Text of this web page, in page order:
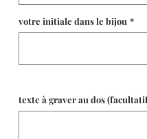
votre initiale dans le bijou *
texte à graver au dos